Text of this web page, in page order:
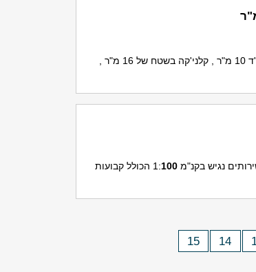
מ"ר . התוכנית כוללת ממ"ד 10 מ"ר , קלני'קה בשטח של 16 מ"ר ,
נגיש בקנ"מ 1:100
הכולל קבועות
14
15